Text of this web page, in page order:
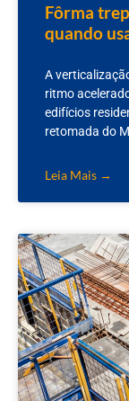
Fôrma
quando
A
ritmo
edifícios
retomada do
Leia Mais →